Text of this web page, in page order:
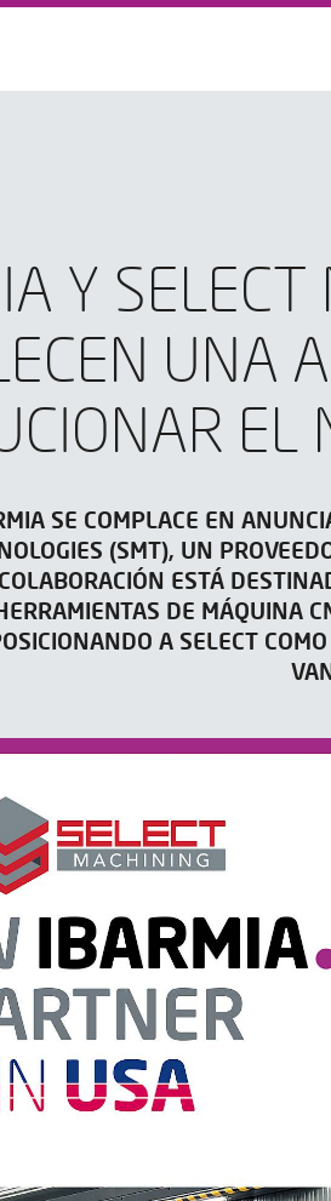
Y SELECT
UNA
EL
SE COMPLACE EN
(SMT), UN
ESTÁ
DE MÁQUINA
A SELECT